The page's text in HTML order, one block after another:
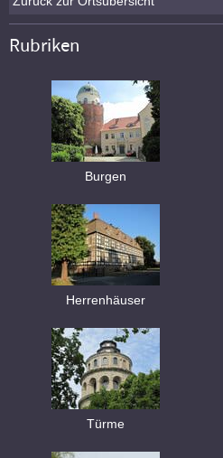
Rubriken
Burgen
Herrenhäuser
Türme